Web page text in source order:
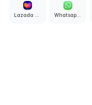
Whatsapp Global